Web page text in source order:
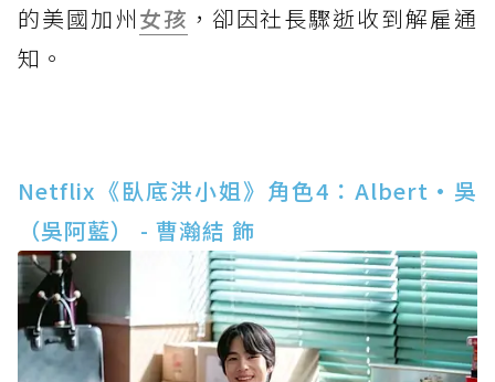
的美國加州女孩 ，卻因社長驟逝收到解雇通
知。
Netflix《臥底洪小姐》角色4：Albert·吳
（吳阿藍） - 曹瀚結 飾